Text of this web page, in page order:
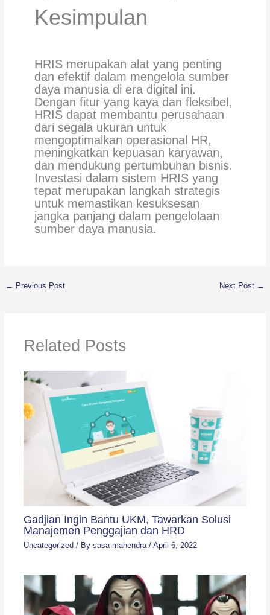
Kesimpulan
HRIS merupakan alat yang penting
dan efektif dalam mengelola sumber
daya manusia di era digital ini.
Dengan fitur yang kaya dan fleksibel,
HRIS dapat membantu perusahaan
dari segala ukuran untuk
mengoptimalkan operasional HR,
meningkatkan kepuasan karyawan,
dan mendukung pertumbuhan bisnis.
Investasi dalam sistem HRIS yang
tepat merupakan langkah strategis
untuk memastikan kesuksesan
jangka panjang dalam pengelolaan
sumber daya manusia.
← Previous Post Next Post →
Related Posts
Gadjian Ingin Bantu UKM, Tawarkan Solusi
Manajemen Penggajian dan HRD
Uncategorized / By sasa mahendra / April 6, 2022